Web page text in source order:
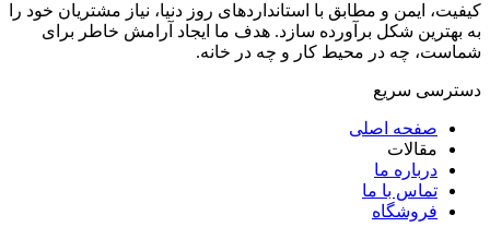
کیفیت، ایمن و مطابق با استانداردهای روز دنیا، نیاز مشتریان خود را
به بهترین شکل برآورده سازد. هدف ما ایجاد آرامش خاطر برای
شماست، چه در محیط کار و چه در خانه.
دسترسی سریع
صفحه اصلی
مقالات
درباره ما
تماس با ما
فروشگاه